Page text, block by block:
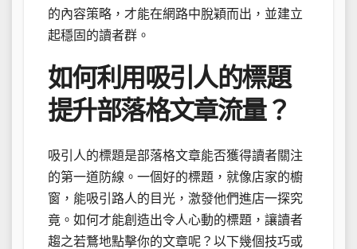
的內容策略，才能在網路中脫穎而出，並建立
起穩固的讀者群。
如何利用吸引人的標題
提升部落格文章流量？
吸引人的標題是部落格文章能否獲得讀者關注
的第一道防線。一個好的標題，就像店家的櫥
窗，能吸引路人的目光，激發他們進店一探究
竟。如何才能創造出令人心動的標題，讓讀者
趨之若鶩地點擊你的文章呢？以下幾個技巧或